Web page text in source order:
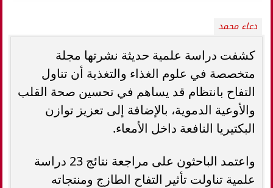
دعاء محمد
كشفت دراسة علمية حديثة نشرتها مجلة
متخصصة في علوم الغذاء والتغذية أن تناول
التفاح بانتظام قد يساهم في تحسين صحة القلب
والأوعية الدموية، بالإضافة إلى تعزيز توازن
البكتيريا النافعة داخل الأمعاء.
واعتمد الباحثون على مراجعة نتائج 23 دراسة
علمية تناولت تأثير التفاح الطازج ومنتجاته